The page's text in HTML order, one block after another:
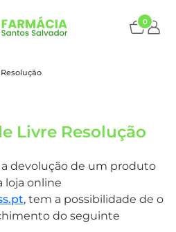
0
Livre Resolução
devolução de um produto
loja online
, tem a possibilidade de o
do seguinte